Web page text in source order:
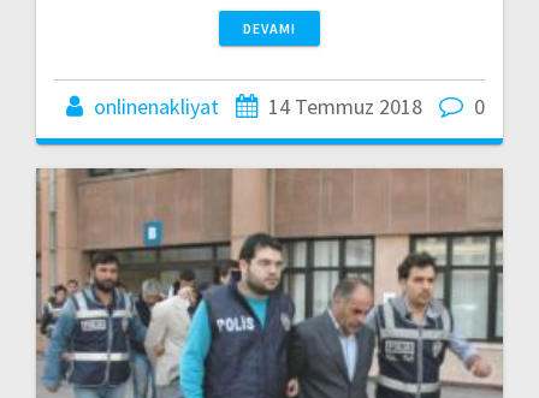
DEVAMI
onlinenakliyat 14 Temmuz 2018 0